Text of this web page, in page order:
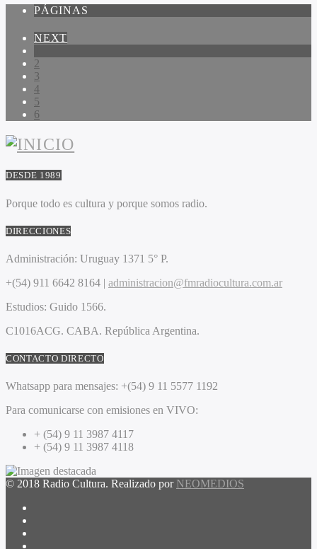
PÁGINAS
NEXT
2
3
4
5
6
DESDE 1989
Porque todo es cultura y porque somos radio.
DIRECCIONES
Administración: Uruguay 1371 5° P.
+(54) 911 6642 8164 | administracion@fmradiocultura.com.ar
Estudios: Guido 1566.
C1016ACG. CABA. República Argentina.
CONTACTO DIRECTO
Whatsapp para mensajes: +(54) 9 11 5577 1192
Para comunicarse con emisiones en VIVO:
+ (54) 9 11 3987 4117
+ (54) 9 11 3987 4118
© 2018 Radio Cultura. Realizado por NEOMEDIOS